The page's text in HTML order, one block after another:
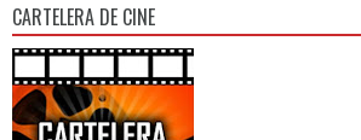
CARTELERA DE CINE